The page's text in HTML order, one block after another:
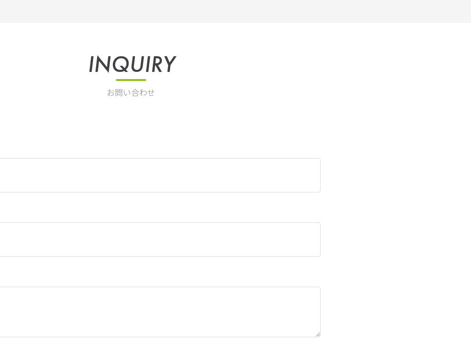
INQUIRY
お問い合わせ